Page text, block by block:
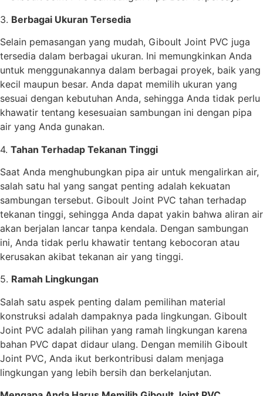
3. Berbagai Ukuran Tersedia
Selain pemasangan yang mudah, Giboult Joint PVC juga
tersedia dalam berbagai ukuran. Ini memungkinkan Anda
untuk menggunakannya dalam berbagai proyek, baik yang
kecil maupun besar. Anda dapat memilih ukuran yang
sesuai dengan kebutuhan Anda, sehingga Anda tidak perlu
khawatir tentang kesesuaian sambungan ini dengan pipa
air yang Anda gunakan.
4. Tahan Terhadap Tekanan Tinggi
Saat Anda menghubungkan pipa air untuk mengalirkan air,
salah satu hal yang sangat penting adalah kekuatan
sambungan tersebut. Giboult Joint PVC tahan terhadap
tekanan tinggi, sehingga Anda dapat yakin bahwa aliran air
akan berjalan lancar tanpa kendala. Dengan sambungan
ini, Anda tidak perlu khawatir tentang kebocoran atau
kerusakan akibat tekanan air yang tinggi.
5. Ramah Lingkungan
Salah satu aspek penting dalam pemilihan material
konstruksi adalah dampaknya pada lingkungan. Giboult
Joint PVC adalah pilihan yang ramah lingkungan karena
bahan PVC dapat didaur ulang. Dengan memilih Giboult
Joint PVC, Anda ikut berkontribusi dalam menjaga
lingkungan yang lebih bersih dan berkelanjutan.